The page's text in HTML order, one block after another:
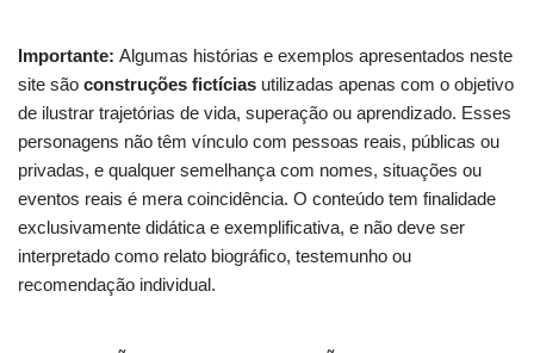
Importante: Algumas histórias e exemplos apresentados neste
site são construções fictícias utilizadas apenas com o objetivo
de ilustrar trajetórias de vida, superação ou aprendizado. Esses
personagens não têm vínculo com pessoas reais, públicas ou
privadas, e qualquer semelhança com nomes, situações ou
eventos reais é mera coincidência. O conteúdo tem finalidade
exclusivamente didática e exemplificativa, e não deve ser
interpretado como relato biográfico, testemunho ou
recomendação individual.